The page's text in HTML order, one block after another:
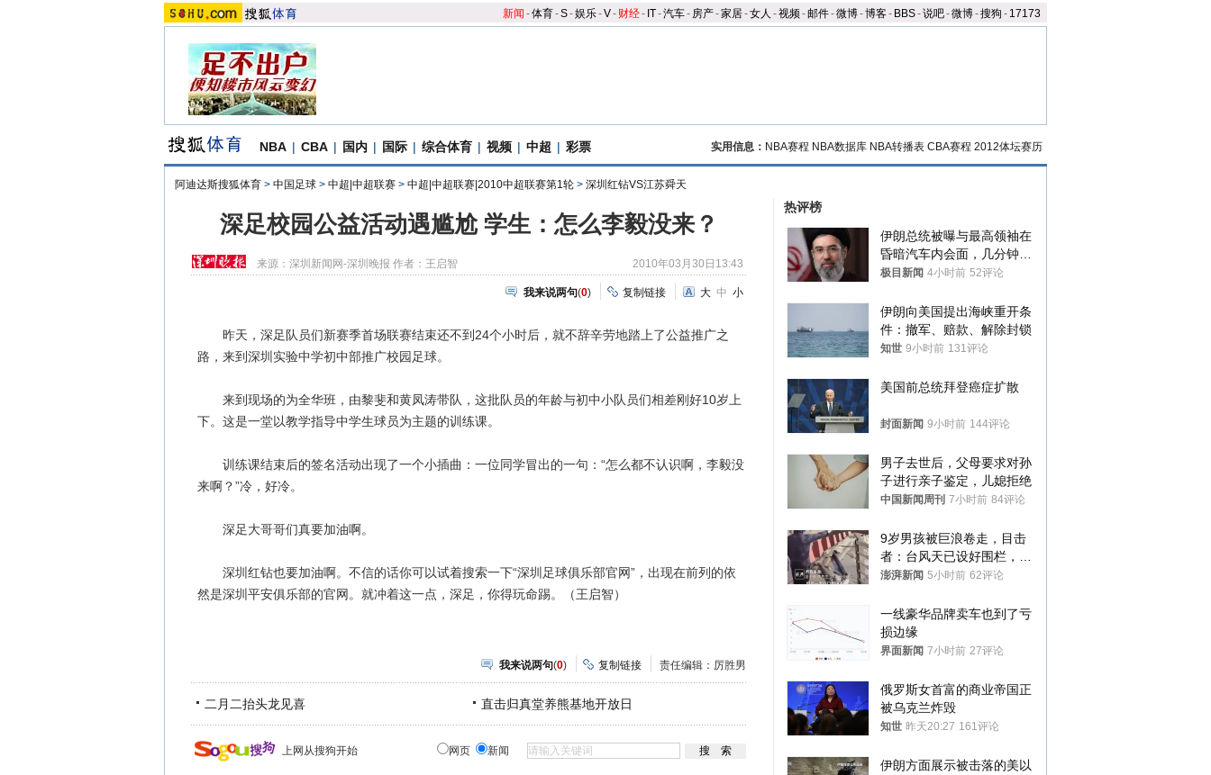
新闻 -体育-S-娱乐-V- 财经- IT-汽车- 房产-家居-女人 -视频-邮件-微博-博客- BBS-说吧-微博-搜狗 - 17173
NBA | CBA | 国内 | 国际 | 综合体育 | 视频 | 中超 | 彩票 实用信息： NBA赛程 NBA数据库 NBA转播表 CBA赛程 2012体坛赛历
阿迪达斯搜狐体育 > 中国足球 > 中超|中超联赛 > 中超|中超联赛|2010中超联赛第1轮 > 深圳红钻VS江苏舜天
深足校园公益活动遇尴尬 学生：怎么李毅没来？
来源： 深圳新闻网-深圳晚报 作者：王启智 2010年03月30日13:43
我来说两句(0) 复制链接 大 中 小
昨天，深足队员们新赛季首场联赛结束还不到24个小时后，就不辞辛劳地踏上了公益推广之
路，来到深圳实验中学初中部推广校园足球。
来到现场的为全华班，由黎斐和黄凤涛带队，这批队员的年龄与初中小队员们相差刚好10岁上
下。这是一堂以教学指导中学生球员为主题的训练课。
训练课结束后的签名活动出现了一个小插曲：一位同学冒出的一句：“怎么都不认识啊，李毅没
来啊？”冷，好冷。
深足大哥哥们真要加油啊。
深圳红钻也要加油啊。不信的话你可以试着搜索一下“深圳足球俱乐部官网”，出现在前列的依
然是深圳平安俱乐部的官网。就冲着这一点，深足，你得玩命踢。（王启智）
我来说两句(0) 复制链接 责任编辑：厉胜男
二月二抬头龙见喜 直击归真堂养熊基地开放日
上网从搜狗开始 网页 新闻
热评榜
伊朗总统被曝与最高领袖在
昏暗汽车内会面，几分钟里
只能靠声音交谈难辨真假
极目新闻 4小时前 52评论
伊朗向美国提出海峡重开条
件：撤军、赔款、解除封锁
知世 9小时前 131评论
美国前总统拜登癌症扩散
封面新闻 9小时前 144评论
男子去世后，父母要求对孙
子进行亲子鉴定，儿媳拒绝
中国新闻周刊 7小时前 84评论
9岁男孩被巨浪卷走，目击
者：台风天已设好围栏，一
家四口翻入时保安曾喊话劝
澎湃新闻 5小时前 62评论
一线豪华品牌卖车也到了亏
损边缘
界面新闻 7小时前 27评论
俄罗斯女首富的商业帝国正
被乌克兰炸毁
知世 昨天20:27 161评论
伊朗方面展示被击落的美以